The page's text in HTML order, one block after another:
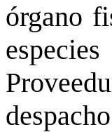
órgano